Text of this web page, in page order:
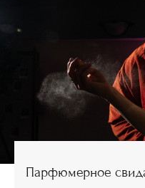
Парфюмерное